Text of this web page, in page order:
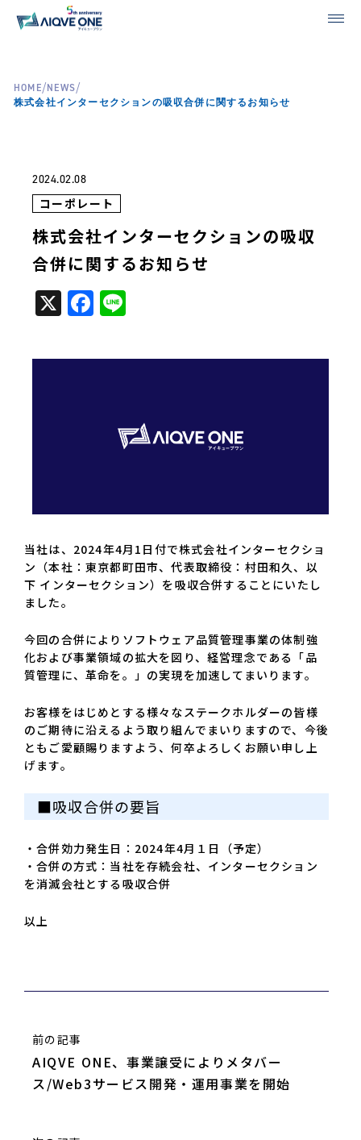
HOME/NEWS/
株式会社インターセクションの吸収合併に関するお知らせ
2024.02.08
コーポレート
株式会社インターセクションの吸収
合併に関するお知らせ
X Facebook
当社は、2024年4月1日付で株式会社インターセクショ
ン（本社：東京都町田市、代表取締役：村田和久、以
下 インターセクション）を吸収合併することにいたし
ました。
今回の合併によりソフトウェア品質管理事業の体制強
化および事業領域の拡大を図り、経営理念である「品
質管理に、革命を。」の実現を加速してまいります。
お客様をはじめとする様々なステークホルダーの皆様
のご期待に沿えるよう取り組んでまいりますので、今後
ともご愛顧賜りますよう、何卒よろしくお願い申し上
げます。
■吸収合併の要旨
・合併効力発生日：2024年4月１日（予定）
・合併の方式：当社を存続会社、インターセクション
を消滅会社とする吸収合併
以上
前の記事
AIQVE ONE、事業譲受によりメタバー
ス/Web3サービス開発・運用事業を開始